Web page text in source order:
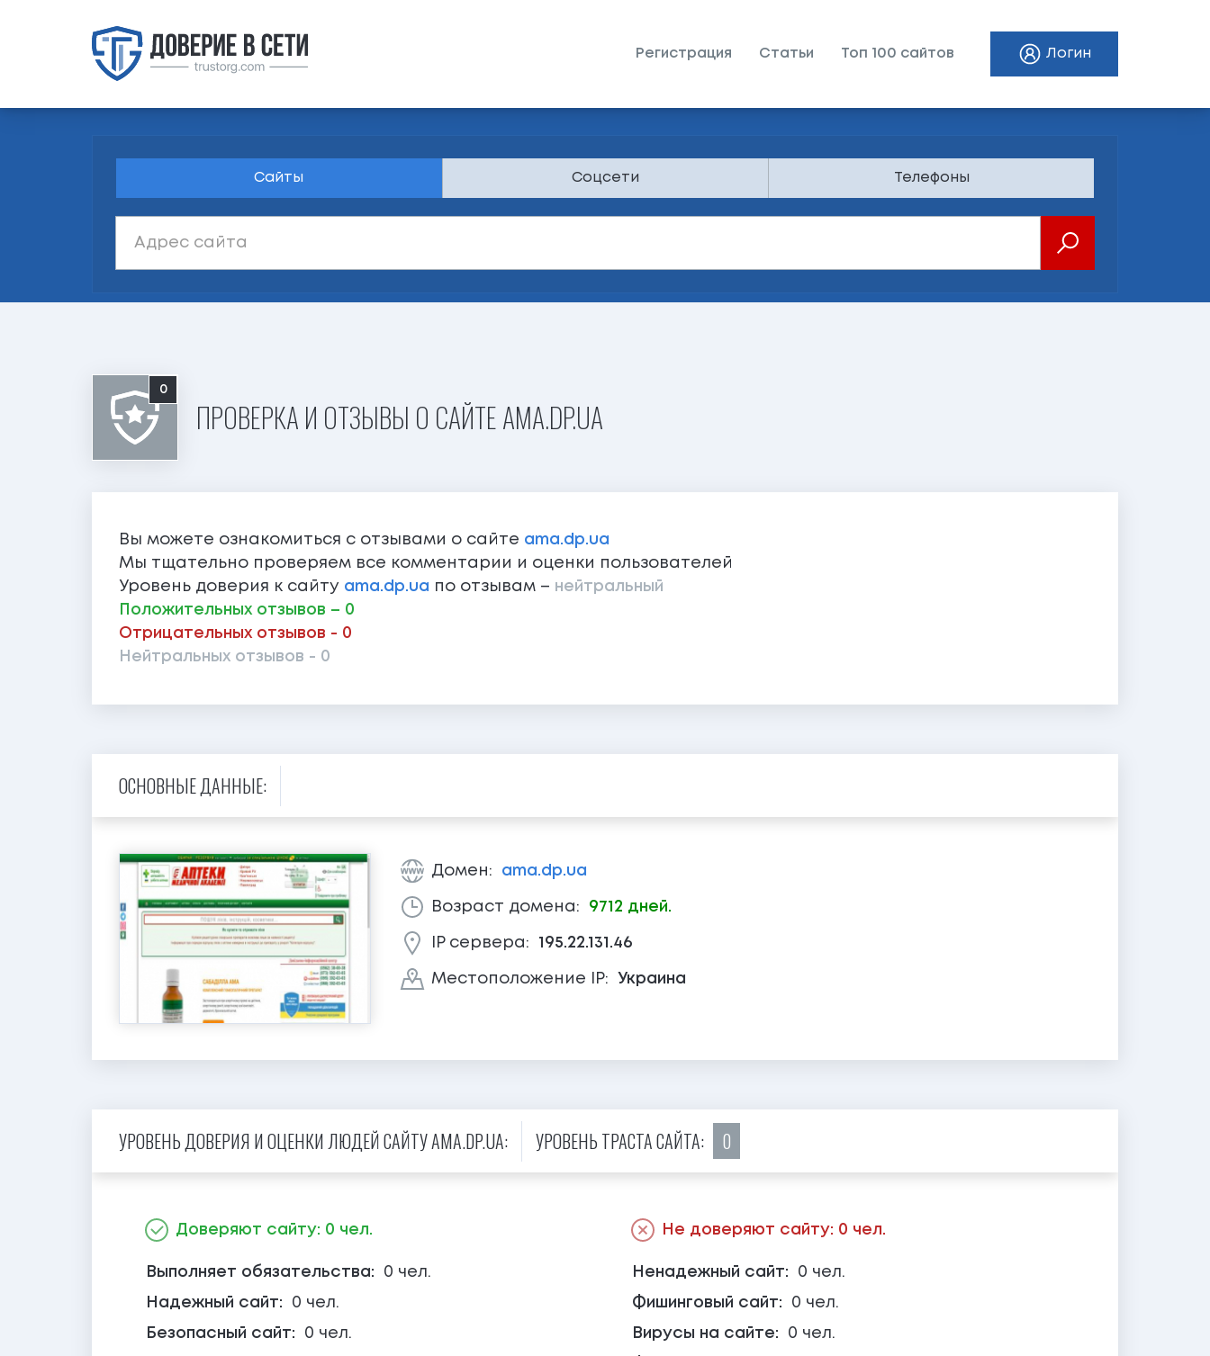
Регистрация Статьи Топ 100 сайтов Логин
Сайты Соцсети Телефоны
0
ПРОВЕРКА И ОТЗЫВЫ О САЙТЕ AMA.DP.UA
Вы можете ознакомиться с отзывами о сайте ama.dp.ua
Мы тщательно проверяем все комментарии и оценки пользователей
Уровень доверия к сайту ama.dp.ua по отзывам – нейтральный
Положительных отзывов – 0
Отрицательных отзывов - 0
Нейтральных отзывов - 0
ОСНОВНЫЕ ДАННЫЕ:
Домен: ama.dp.ua
Возраст домена: 9712 дней.
IP сервера: 195.22.131.46
Местоположение IP: Украина
УРОВЕНЬ ДОВЕРИЯ И ОЦЕНКИ ЛЮДЕЙ САЙТУ AMA.DP.UA: УРОВЕНЬ ТРАСТА САЙТА: 0
Доверяют сайту: 0 чел.
Выполняет обязательства: 0 чел.
Надежный сайт: 0 чел.
Безопасный сайт: 0 чел.
Не доверяют сайту: 0 чел.
Ненадежный сайт: 0 чел.
Фишинговый сайт: 0 чел.
Вирусы на сайте: 0 чел.